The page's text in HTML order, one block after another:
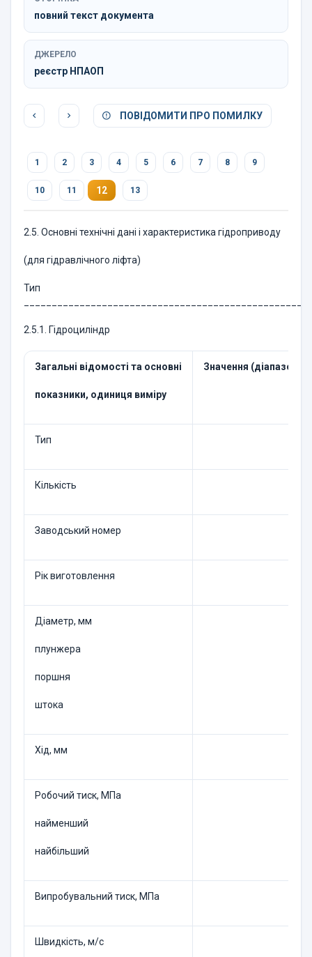
повний текст документа
ДЖЕРЕЛО
реєстр НПАОП
ПОВІДОМИТИ ПРО ПОМИЛКУ
1 2 3 4 5 6 7 8 9
10 11 12 13
2.5. Основні технічні дані і характеристика гідроприводу
(для гідравлічного ліфта)
Тип
2.5.1. Гідроциліндр
Загальні відомості та основні
показники, одиниця виміру
Значення (діапазон)
Тип
Кількість
Заводський номер
Рік виготовлення
Діаметр, мм
плунжера
поршня
штока
Хід, мм
Робочий тиск, МПа
найменший
найбільший
Випробувальний тиск, МПа
Швидкість, м/с